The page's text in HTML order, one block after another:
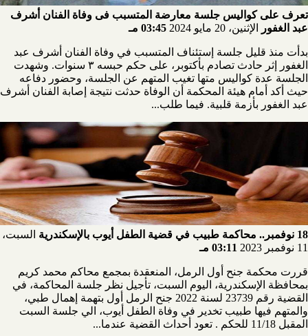
تعرف على كواليس جلسة معارضة المتسبب فى وفاة الفنان أشرف
عبد الغفور
الإثنين، 20 مايو 2024 03:45 مـ
بدأت منذ قليل جلسة إستئناف المتسبب في وفاة الفنان أشرف عبد
الغفور إثر حادث تصادم بأكتوبر، على حكم حبسه ٣ سنوات. وشهدت
الجلسة عدة كواليس متها تغيب المتهم عن الجلسة، وحضور دفاعه
حيث أكد أمام هيئة المحكمة أن الوفاة حدثت نتيجة إصابة الفنان أشرف
عبد الغفور بأزمة قلبية. فيما طلب...
18 نوفمبر.. محاكمة طبيب في قضية الطفل أيوب بالإسكندرية
السبت،
11 نوفمبر 2023
03:11 مـ
قررت محكمة جنح أول الرمل، المنعقدة بمجمع محاكم محمد كريم
بمحافظة الإسكندرية، اليوم السبت، تأجيل نظر جلسة المحاكمة، في
القضية رقم 23739 لسنة 2022 جنح الرمل أول بتهمة إهمال طبي،
والمتهم فيها طبيب تخدير في وفاة الطفل أيوب، الي جلسة السبت
المقبل 11/18 للحكم . تعود أحداث القضية عندما...